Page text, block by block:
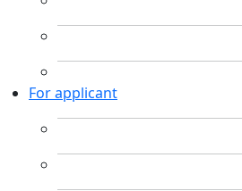
For applicant